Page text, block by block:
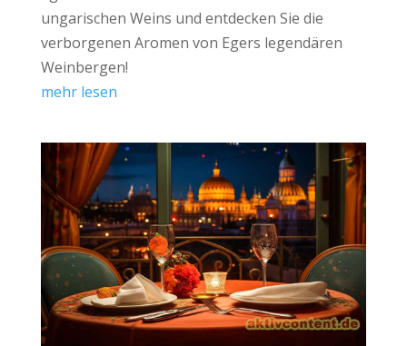
ungarischen Weins und entdecken Sie die
verborgenen Aromen von Egers legendären
Weinbergen!
mehr lesen